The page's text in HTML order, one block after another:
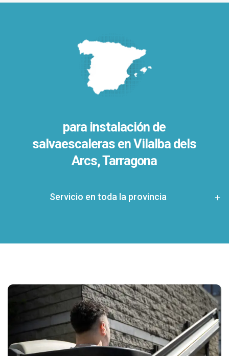
para instalación de
salvaescaleras enVilalba dels
Arcs, Tarragona
Servicio en toda la provincia